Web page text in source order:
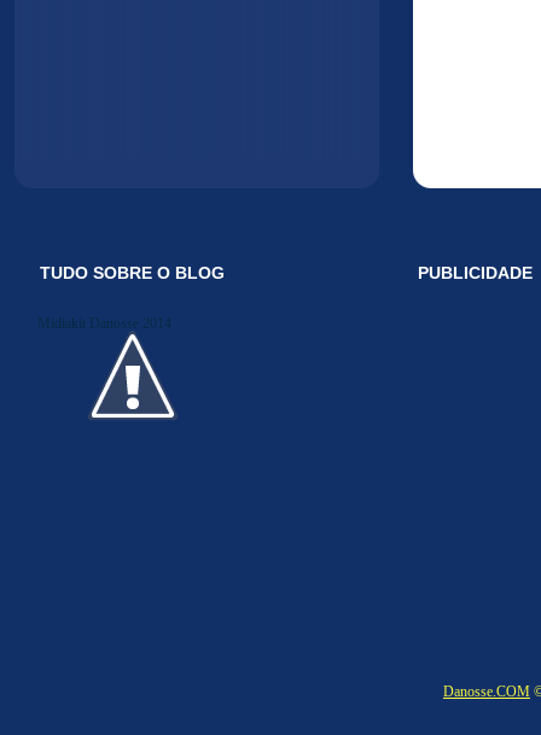
TUDO SOBRE O BLOG
Midiakit Danosse 2014
PUBLICIDADE
Danosse.COM